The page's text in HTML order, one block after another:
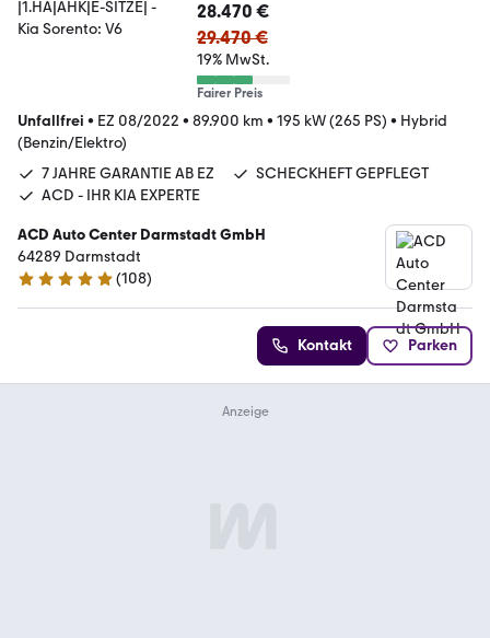
28.470 €
29.470 €
19% MwSt.
Fairer Preis
Unfallfrei • EZ 08/2022 • 89.900 km • 195 kW (265 PS) • Hybrid
(Benzin/Elektro)
7 JAHRE GARANTIE AB EZ
SCHECKHEFT GEPFLEGT
ACD - IHR KIA EXPERTE
ACD Auto Center Darmstadt GmbH
64289 Darmstadt
4.9 Sterne
(108)
Kontakt Parken